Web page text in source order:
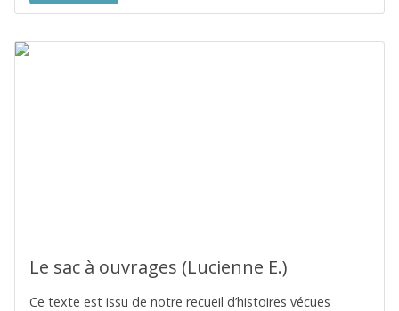
Le sac à ouvrages (Lucienne E.)
Ce texte est issu de notre recueil d’histoires vécues